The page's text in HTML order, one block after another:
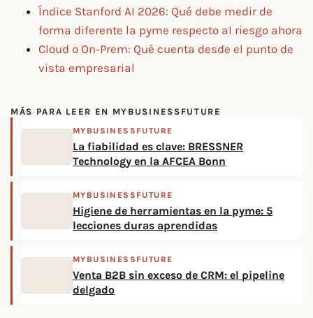
Índice Stanford AI 2026: Qué debe medir de
forma diferente la pyme respecto al riesgo ahora
Cloud o On‑Prem: Qué cuenta desde el punto de
vista empresarial
MÁS PARA LEER EN MYBUSINESSFUTURE
MYBUSINESSFUTURE
La fiabilidad es clave: BRESSNER
Technology en la AFCEA Bonn
MYBUSINESSFUTURE
Higiene de herramientas en la pyme: 5
lecciones duras aprendidas
MYBUSINESSFUTURE
Venta B2B sin exceso de CRM: el pipeline
delgado